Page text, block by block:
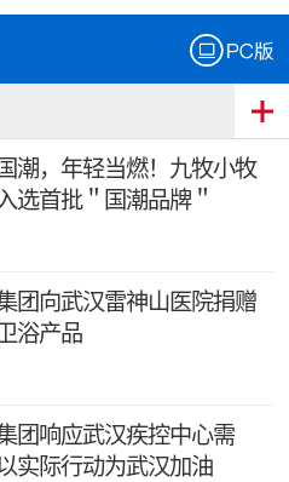
潮，年轻当燃！九牧小牧
入选首批＂国潮品牌＂
团向武汉雷神山医院捐赠
浴产品
团响应武汉疾控中心需
实际行动为武汉加油